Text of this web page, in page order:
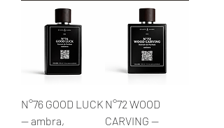
N°76 GOOD LUCK
— ambra,
N°72 WOOD
CARVING —